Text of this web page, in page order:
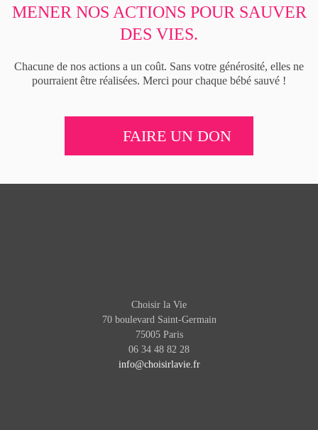
MENER NOS ACTIONS POUR SAUVER
DES VIES.
Chacune de nos actions a un coût. Sans votre générosité, elles ne
pourraient être réalisées. Merci pour chaque bébé sauvé !
FAIRE UN DON
Choisir la Vie
70 boulevard Saint-Germain
75005 Paris
06 34 48 82 28
info@choisirlavie.fr